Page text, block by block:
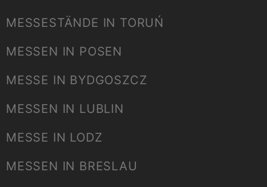
MESSESTÄNDE IN TORUŃ
MESSEN IN POSEN
MESSE IN BYDGOSZCZ
MESSEN IN LUBLIN
MESSE IN LODZ
MESSEN IN BRESLAU